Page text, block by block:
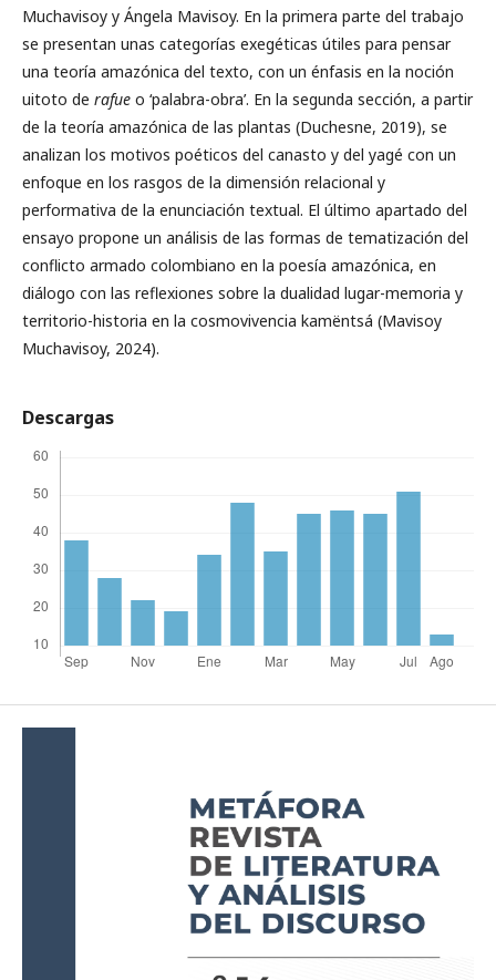
Muchavisoy y Ángela Mavisoy. En la primera parte del trabajo
se presentan unas categorías exegéticas útiles para pensar
una teoría amazónica del texto, con un énfasis en la noción
uitoto de rafue o ‘palabra-obra’. En la segunda sección, a partir
de la teoría amazónica de las plantas (Duchesne, 2019), se
analizan los motivos poéticos del canasto y del yagé con un
enfoque en los rasgos de la dimensión relacional y
performativa de la enunciación textual. El último apartado del
ensayo propone un análisis de las formas de tematización del
conflicto armado colombiano en la poesía amazónica, en
diálogo con las reflexiones sobre la dualidad lugar-memoria y
territorio-historia en la cosmovivencia kamëntsá (Mavisoy
Muchavisoy, 2024).
Descargas